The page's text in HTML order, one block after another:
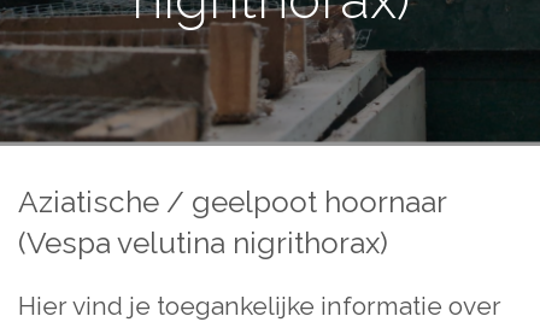
Aziatische / geelpoot hoornaar
(Vespa velutina nigrithorax)
Hier vind je toegankelijke informatie over